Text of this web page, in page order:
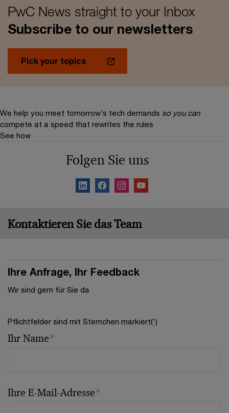
PwC News straight to your Inbox
Subscribe to our newsletters
Pick your topics
We help you meet tomorrow’s tech demands so you can
compete at a speed that rewrites the rules
See how
Folgen Sie uns
Kontaktieren Sie das Team
Ihre Anfrage, Ihr Feedback
Wir sind gern für Sie da
Pflichtfelder sind mit Sternchen markiert(*)
Ihr Name*
Ihre E-Mail-Adresse*